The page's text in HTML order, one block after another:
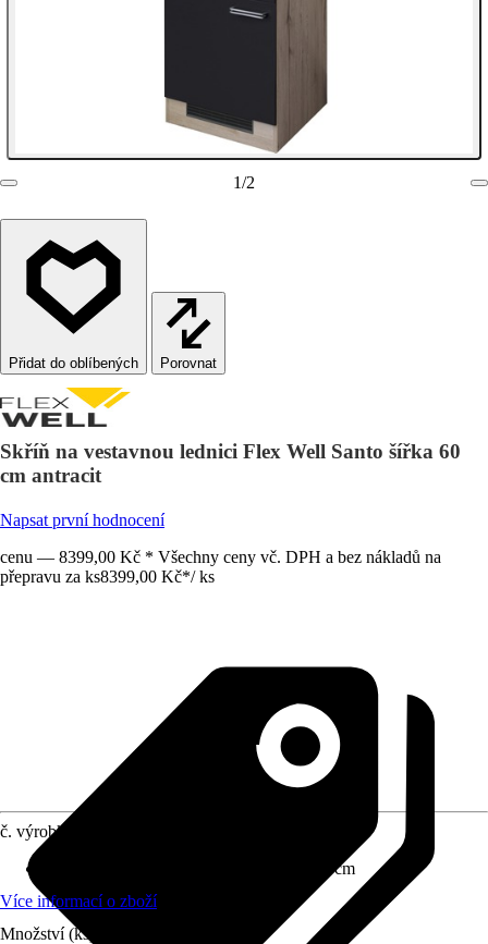
1/2
Porovnat
Skříň na vestavnou lednici Flex Well Santo šířka 60
cm antracit
Napsat první hodnocení
cenu — 8399,00 Kč * Všechny ceny vč. DPH a bez nákladů na
přepravu za ks8399,00 Kč*/ ks
č. výrobku
60 cm x 161 cm x 60 cm
Více informací o zboží
Množství (ks)